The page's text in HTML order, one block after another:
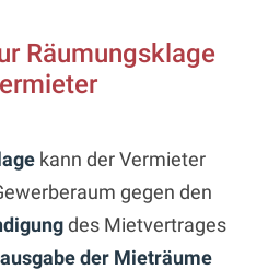
Räumungsklage
kann der Vermieter
gegen den
des Mietvertrages
der Mieträume